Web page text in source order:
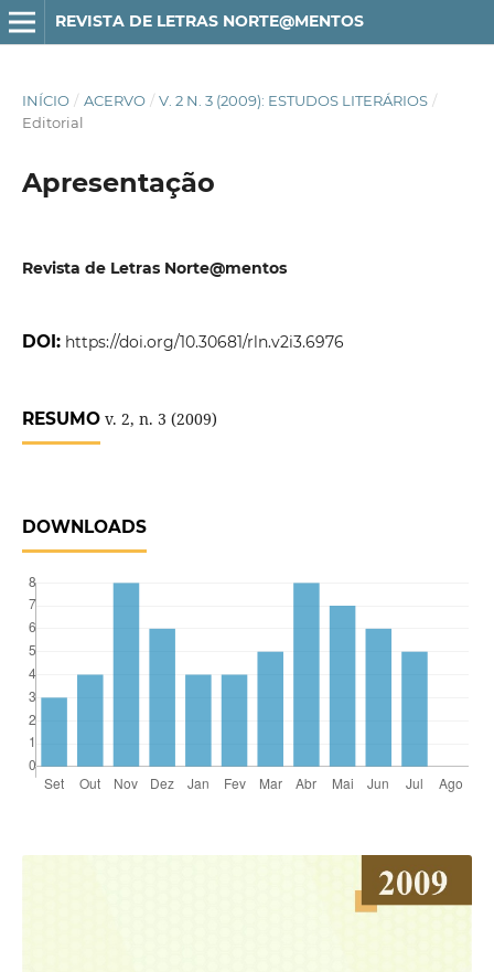
REVISTA DE LETRAS NORTE@MENTOS
INÍCIO / ACERVO / V. 2 N. 3 (2009): ESTUDOS LITERÁRIOS /
Editorial
Apresentação
Revista de Letras Norte@mentos
DOI: https://doi.org/10.30681/rln.v2i3.6976
RESUMOv. 2, n. 3 (2009)
DOWNLOADS